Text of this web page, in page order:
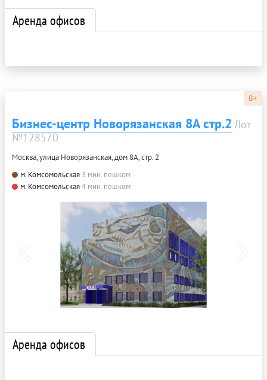
Аренда офисов
B+
Бизнес-центр Новорязанская 8А стр.2 Лот
№128570
Москва, улица Новорязанская, дом 8А, стр. 2
м. Комсомольская 3 мин. пешком
м. Комсомольская4 мин. пешком
Аренда офисов